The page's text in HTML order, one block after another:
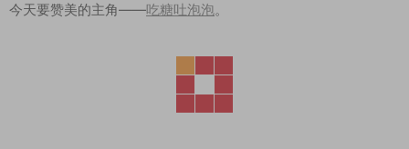
今天要赞美的主角——吃糖吐泡泡。